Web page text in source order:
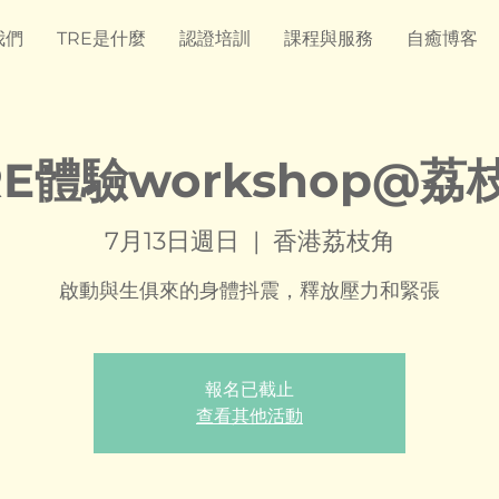
們 TRE是什麼 認證培訓 課程與服務 自癒博客
體驗workshop@荔
7月13日週日
  |
香港荔枝角
啟動與生俱來的身體抖震，釋放壓力和緊張
報名已截止
查看其他活動